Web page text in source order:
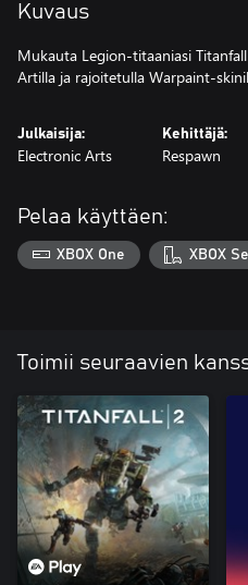
Kuvaus
Mukauta Legion-titaaniasi
Artilla ja rajoitetulla Warpaint-
Julkaisija:
Electronic Arts
Kehittäjä:
Respawn
Pelaa käyttäen:
XBOX One XBOX
Toimii seuraavien